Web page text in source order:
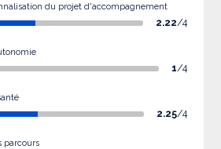
du projet d'accompagnement
2.22/4
1/4
2.25/4
parcours